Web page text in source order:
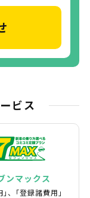
ビス
ンマックス
｣、｢登録諸費用｣